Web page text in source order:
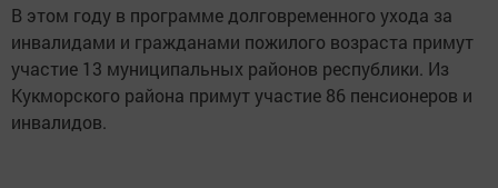
В этом году в программе долговременного ухода за
инвалидами и гражданами пожилого возраста примут
участие 13 муниципальных районов республики. Из
Кукморского района примут участие 86 пенсионеров и
инвалидов.